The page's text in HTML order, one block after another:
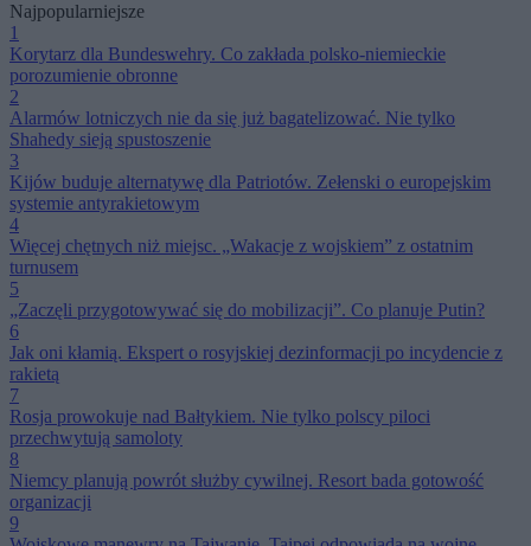
Najpopularniejsze
1
Korytarz dla Bundeswehry. Co zakłada polsko-niemieckie
porozumienie obronne
2
Alarmów lotniczych nie da się już bagatelizować. Nie tylko
Shahedy sieją spustoszenie
3
Kijów buduje alternatywę dla Patriotów. Zełenski o europejskim
systemie antyrakietowym
4
Więcej chętnych niż miejsc. „Wakacje z wojskiem” z ostatnim
turnusem
5
„Zaczęli przygotowywać się do mobilizacji”. Co planuje Putin?
6
Jak oni kłamią. Ekspert o rosyjskiej dezinformacji po incydencie z
rakietą
7
Rosja prowokuje nad Bałtykiem. Nie tylko polscy piloci
przechwytują samoloty
8
Niemcy planują powrót służby cywilnej. Resort bada gotowość
organizacji
9